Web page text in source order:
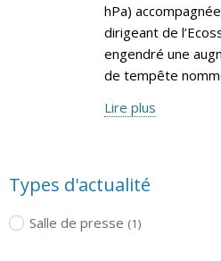
hPa)
dirigeant de
engendré une
de tempête
Lire plus
Types d'actualité
Salle de presse (1)